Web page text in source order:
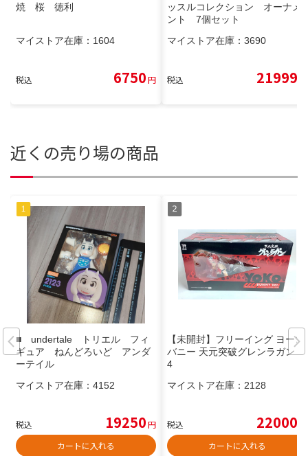
焼 桜 徳利
マイストア在庫： 1604
税込 6750円
ッスルコレクション オーナメ
ント 7個セット
マイストア在庫： 3690
税込 21999
近くの売り場の商品
■ undertale トリエル フィ
ギュア ねんどろいど アンダ
ーテイル
マイストア在庫： 4152
税込 19250円
カートに入れる
【未開封】フリーイング ヨーコ
バニー 天元突破グレンラガン 1/
4
マイストア在庫： 2128
税込 22000
カートに入れる